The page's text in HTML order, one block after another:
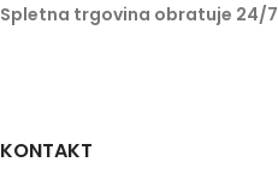
Spletna trgovina obratuje 24/7
KONTAKT